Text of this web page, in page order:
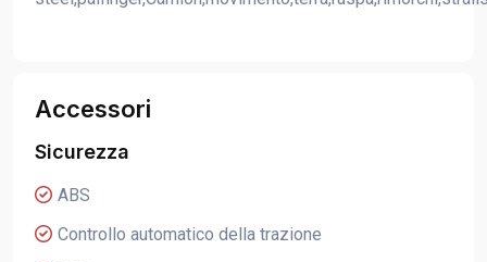
Accessori
Sicurezza
ABS
Controllo automatico della trazione